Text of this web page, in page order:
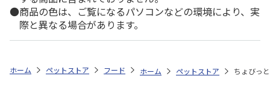
商品の色は、ご覧になるパソコンなどの環境により、実
際と異なる場合があります。
ホーム ペットストア フード フード（小動物用） ハムスター
ホーム ペットストア ちょびっ